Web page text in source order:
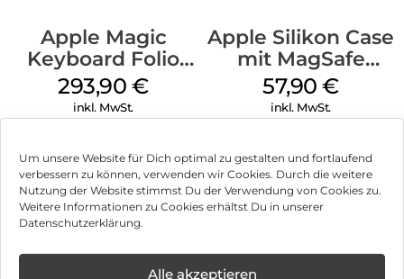
Um unsere Website für Dich optimal zu gestalten und fortlaufend
verbessern zu können, verwenden wir Cookies. Durch die weitere
Nutzung der Website stimmst Du der Verwendung von Cookies zu.
Weitere Informationen zu Cookies erhältst Du in unserer
Datenschutzerklärung.
Alle akzeptieren
Apple Magic
Keyboard Folio
iPad 10.9″ (10.Gen.)
Weiß
293,90€
inkl. MwSt.
Apple Silikon Case
mit MagSafe
iPhone 14 Pro
(PRODUCT)RED
57,90€
inkl. MwSt.
Impressum